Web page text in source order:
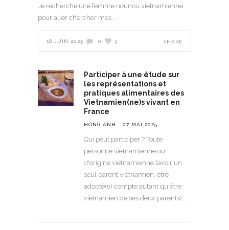
Je recherche une femme nounou vietnamienne
pour aller chercher mes
18 JUIN 2025 0 3 SHARE
Participer à une étude sur
les représentations et
pratiques alimentaires des
Vietnamien(ne)s vivant en
France
HONG ANH 07 MAI 2025
Qui peut participer ? Toute
personne vietnamienne ou
d'origine vietnamienne (avoir un
seul parent vietnamien, être
adopté(e) compte autant qu'être
vietnamien de ses deux parents)